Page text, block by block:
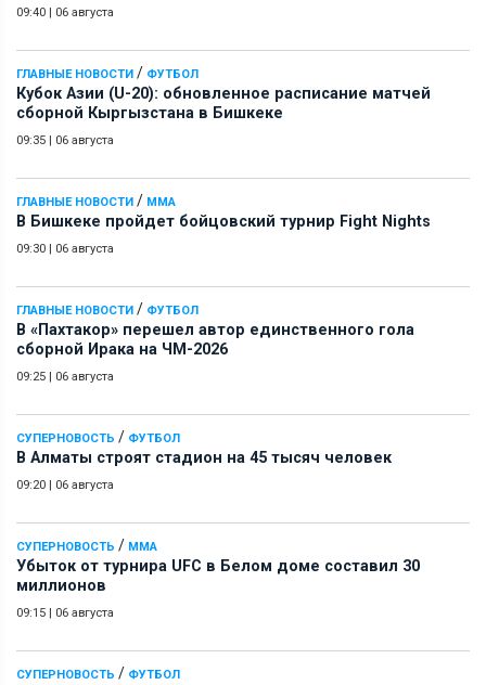
09:40 | 06 августа
ГЛАВНЫЕ НОВОСТИ / ФУТБОЛ
Кубок Азии (U-20): обновленное расписание матчей
сборной Кыргызстана в Бишкеке
09:35 | 06 августа
ГЛАВНЫЕ НОВОСТИ / ММА
В Бишкеке пройдет бойцовский турнир Fight Nights
09:30 | 06 августа
ГЛАВНЫЕ НОВОСТИ / ФУТБОЛ
В «Пахтакор» перешел автор единственного гола
сборной Ирака на ЧМ-2026
09:25 | 06 августа
СУПЕРНОВОСТЬ / ФУТБОЛ
В Алматы строят стадион на 45 тысяч человек
09:20 | 06 августа
СУПЕРНОВОСТЬ / ММА
Убыток от турнира UFC в Белом доме составил 30
миллионов
09:15 | 06 августа
СУПЕРНОВОСТЬ / ФУТБОЛ